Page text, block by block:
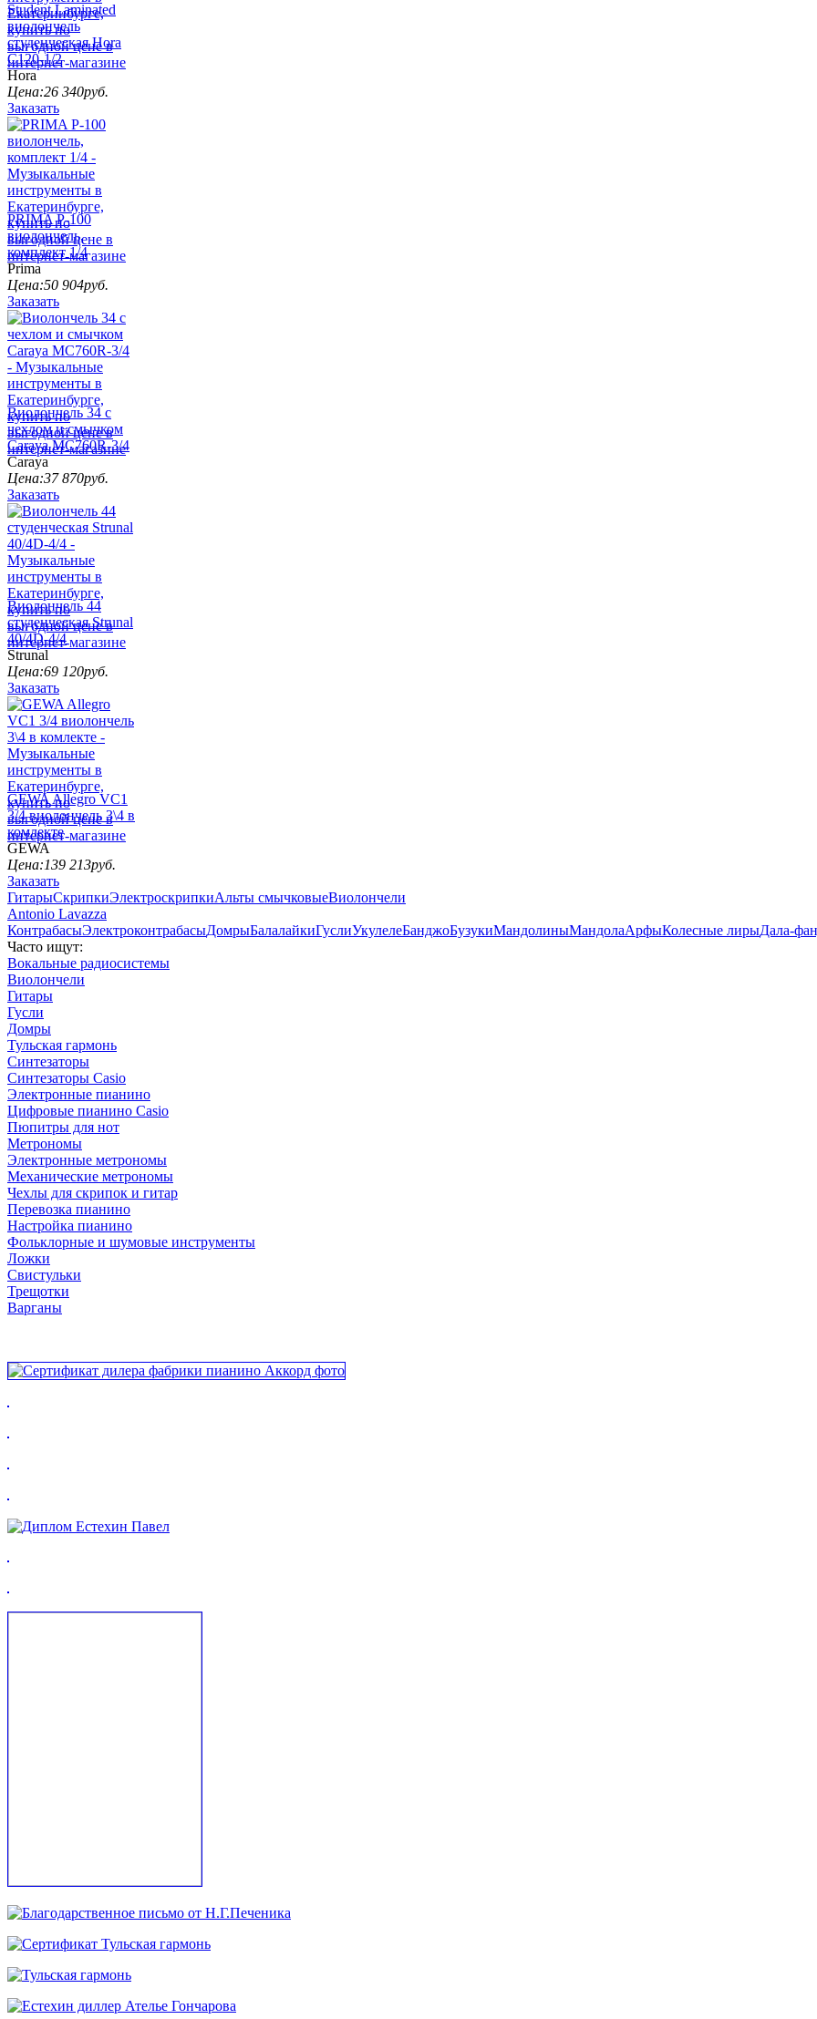
Student Laminated
виолончель
студенческая Hora
C120-1/2
Hora
Цена:26 340руб.
Заказать
PRIMA P-100
виолончель,
комплект 1/4
Prima
Цена:50 904руб.
Заказать
Виолончель 34 с
чехлом и смычком
Caraya MC760R-3/4
Caraya
Цена:37 870руб.
Заказать
Виолончель 44
студенческая Strunal
40/4D-4/4
Strunal
Цена:69 120руб.
Заказать
GEWA Allegro VC1
3/4 виолончель 3\4 в
комлекте
GEWA
Цена:139 213руб.
Заказать
ГитарыСкрипкиЭлектроскрипкиАльты смычковыеВиолончели
Antonio Lavazza
КонтрабасыЭлектроконтрабасыДомрыБалалайкиГуслиУкулелеБанджоБузукиМандолиныМандолаАрфыКолесные лирыДала-
Часто ищут:
Вокальные радиосистемы
Виолончели
Гитары
Гусли
Домры
Тульская гармонь
Синтезаторы
Синтезаторы Casio
Электронные пианино
Цифровые пианино Casio
Пюпитры для нот
Метрономы
Электронные метрономы
Механические метрономы
Чехлы для скрипок и гитар
Перевозка пианино
Настройка пианино
Фольклорные и шумовые инструменты
Ложки
Свистульки
Трещотки
Варганы